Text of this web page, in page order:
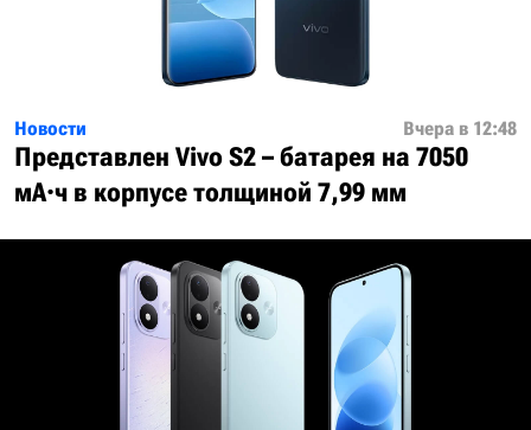
Новости Вчера в 12:48
Представлен Vivo S2 – батарея на 7050
мА·ч в корпусе толщиной 7,99 мм